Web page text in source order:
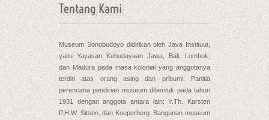
Tentang Kami
Museum Sonobudoyo didirikan oleh Java Instituut,
yaitu Yayasan Kebudayaan Jawa, Bali, Lombok,
dan Madura pada masa kolonial yang anggotanya
terdiri atas orang asing dan pribumi. Panitia
perencana pendirian museum dibentuk pada tahun
1931 dengan anggota antara lain: Ir.Th. Karsten
P.H.W. Sitsen, dan Koeperberg. Bangunan museum